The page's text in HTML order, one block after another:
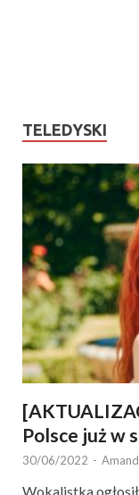
TELEDYSKI
Polsce już w
30/06/2022 -
Wokalistka